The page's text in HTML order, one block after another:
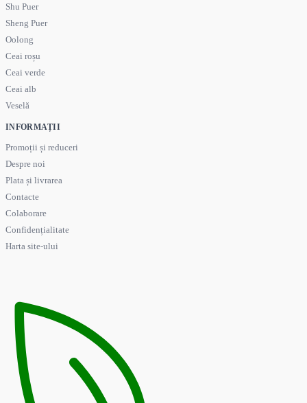
Shu Puer
Sheng Puer
Oolong
Ceai roșu
Ceai verde
Ceai alb
Veselă
INFORMAȚII
Promoții și reduceri
Despre noi
Plata și livrarea
Contacte
Colaborare
Confidențialitate
Harta site-ului